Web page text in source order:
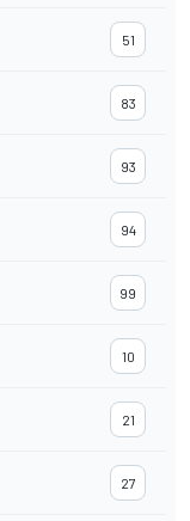
51
83
93
94
99
10
21
27